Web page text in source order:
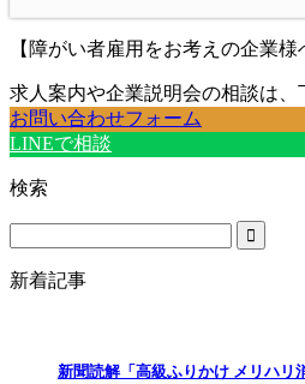
【障がい者雇用をお考えの企業様
求人案内や企業説明会の相談は、
お問い合わせフォーム
LINEで相談
検索
新着記事
新聞読解「高級ふりかけ メリハリ